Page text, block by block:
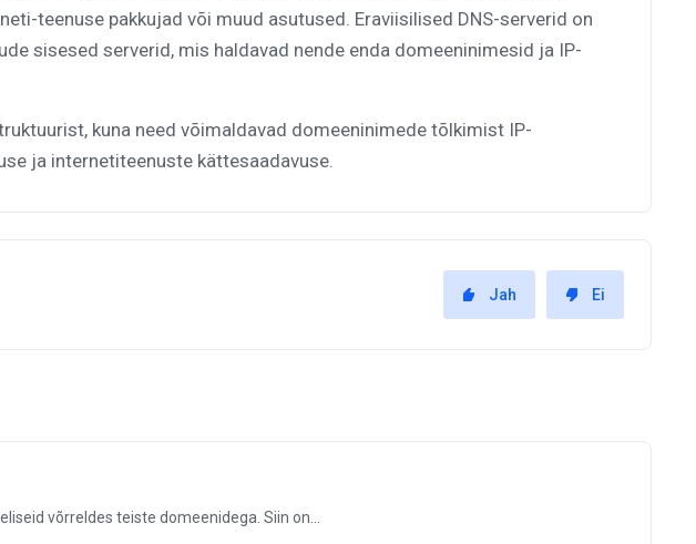
teenuse pakkujad või muud asutused. Eraviisilised DNS-serverid on
sisesed serverid, mis haldavad nende enda domeeninimesid ja IP-
kuna need võimaldavad domeeninimede tõlkimist IP-
ja internetiteenuste kättesaadavuse.
Jah Ei
võrreldes teiste domeenidega. Siin on...